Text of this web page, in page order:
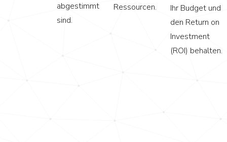
abgestimmt
sind.
Ressourcen.
Ihr Budget und
den Return on
Investment
(ROI) behalten.